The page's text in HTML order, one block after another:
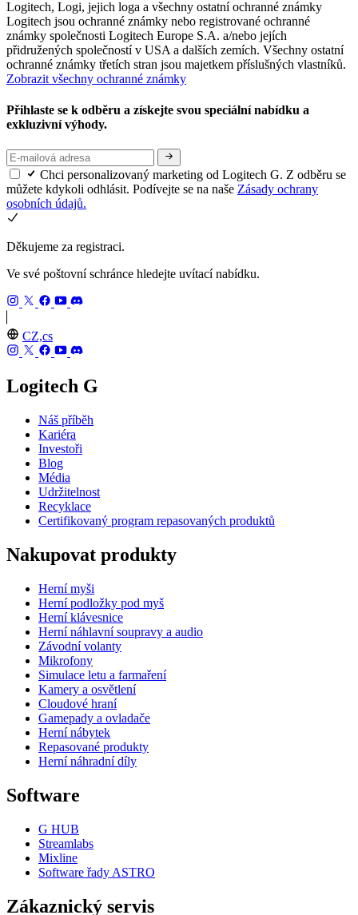
Logitech, Logi, jejich loga a všechny ostatní ochranné známky
Logitech jsou ochranné známky nebo registrované ochranné
známky společnosti Logitech Europe S.A. a/nebo jejích
přidružených společností v USA a dalších zemích. Všechny ostatní
ochranné známky třetích stran jsou majetkem příslušných vlastníků.
Zobrazit všechny ochranné známky
Přihlaste se k odběru a získejte svou speciální nabídku a
exkluzivní výhody.
Chci personalizovaný marketing od Logitech G. Z odběru se
můžete kdykoli odhlásit. Podívejte se na naše Zásady ochrany
osobních údajů.
Děkujeme za registraci.
Ve své poštovní schránce hledejte uvítací nabídku.
CZ,cs
Logitech G
Náš příběh
Kariéra
Investoři
Blog
Média
Udržitelnost
Recyklace
Certifikovaný program repasovaných produktů
Nakupovat produkty
Herní myši
Herní podložky pod myš
Herní klávesnice
Herní náhlavní soupravy a audio
Závodní volanty
Mikrofony
Simulace letu a farmaření
Kamery a osvětlení
Cloudové hraní
Gamepady a ovladače
Herní nábytek
Repasované produkty
Herní náhradní díly
Software
G HUB
Streamlabs
Mixline
Software řady ASTRO
Zákaznický servis